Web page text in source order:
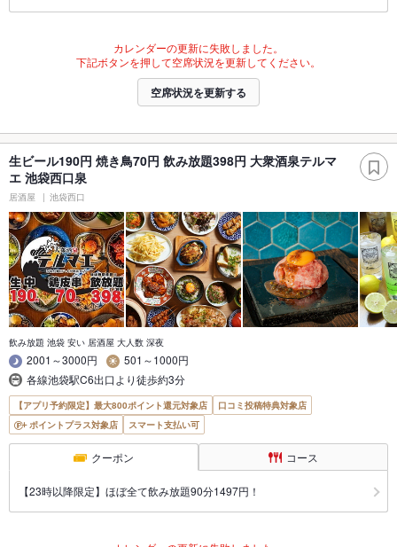
カレンダーの更新に失敗しました。
下記ボタンを押して空席状況を更新してください。
空席状況を更新する
生ビール190円 焼き鳥70円 飲み放題398円 大衆酒泉テルマ
エ 池袋西口泉
居酒屋 池袋西口
飲み放題 池袋 安い 居酒屋 大人数 深夜
2001～3000円
501～1000円
各線池袋駅C6出口より徒歩約3分
【アプリ予約限定】最大800ポイント還元対象店
口コミ投稿特典対象店
ポイントプラス対象店
スマート支払い可
クーポン コース
【23時以降限定】ほぼ全て飲み放題90分1497円！